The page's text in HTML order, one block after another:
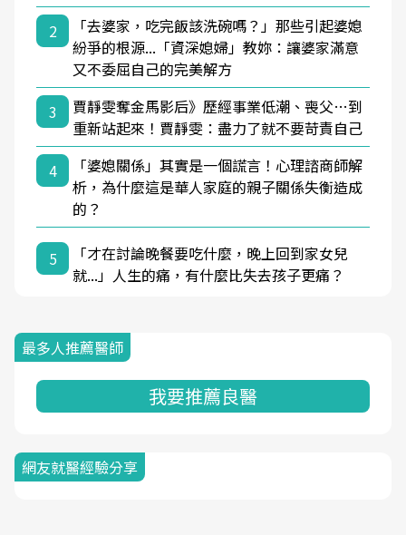
2
「去婆家，吃完飯該洗碗嗎？」那些引起婆媳
紛爭的根源...「資深媳婦」教妳：讓婆家滿意
又不委屈自己的完美解方
3
賈靜雯奪金馬影后》歷經事業低潮、喪父…到
重新站起來！賈靜雯：盡力了就不要苛責自己
4
「婆媳關係」其實是一個謊言！心理諮商師解
析，為什麼這是華人家庭的親子關係失衡造成
的？
5
「才在討論晚餐要吃什麼，晚上回到家女兒
就...」人生的痛，有什麼比失去孩子更痛？
最多人推薦醫師
我要推薦良醫
網友就醫經驗分享